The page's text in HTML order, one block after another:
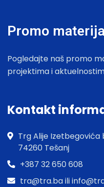
Promo
Pogledajte naš promo
projektima i
Kontakt
Trg Alije Izetbegovića
74260 Tešanj
+387 32 650 608
tra@tra.ba ili